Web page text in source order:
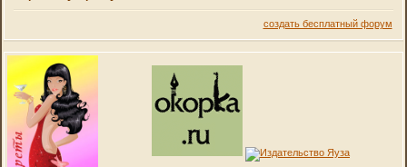
создать бесплатный форум